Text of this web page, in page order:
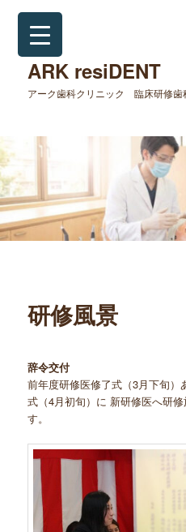
へ
移
動
ARK resiDENT
アーク歯科クリニック 臨床研修歯
研修風景
辞令交付
前年度研修医修了式（3月下旬
式（4月初旬）に 新研修医へ研
す。